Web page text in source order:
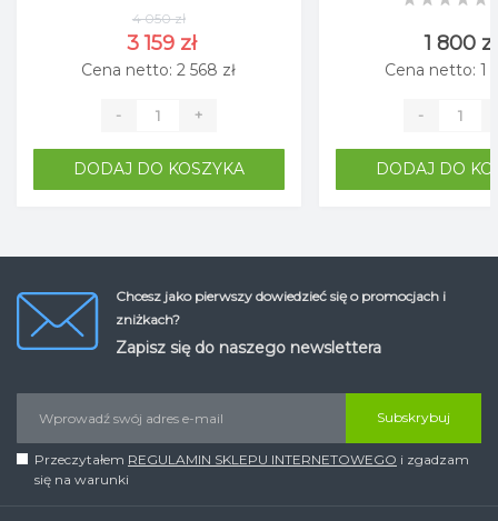
4 050 zł
3 159 zł
Cena netto: 2 568 zł
- +
DODAJ DO KOSZYKA
1 800 zł
Cena netto: 1
-
DODAJ DO
Chcesz jako pierwszy dowiedzieć się o promocjach i
zniżkach?
Zapisz się do naszego newslettera
Subskrybuj
Przeczytałem REGULAMIN SKLEPU INTERNETOWEGO i zgadzam
się na warunki